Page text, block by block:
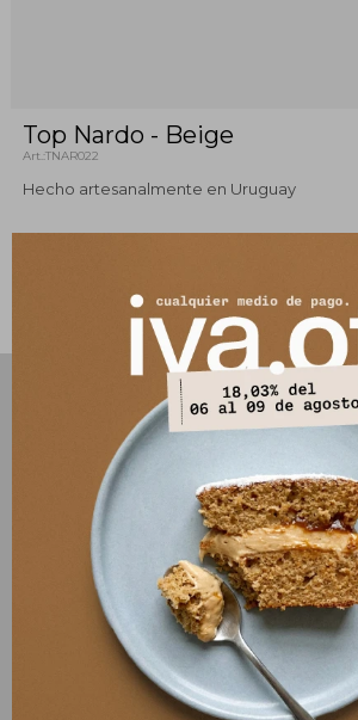
Top Nardo - Beige
TNAR022
Hecho artesanalmente en Uruguay
PRODUCTOS QUE TE PUEDEN